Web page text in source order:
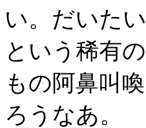
い。だいた
という稀有
もの阿鼻叫
ろうなあ。